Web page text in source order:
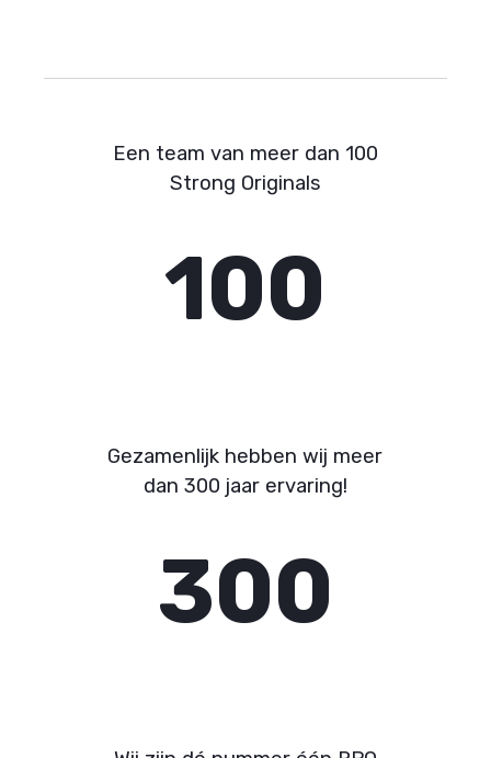
Een team van meer dan 100
Strong Originals
100
Gezamenlijk hebben wij meer
dan 300 jaar ervaring!
300